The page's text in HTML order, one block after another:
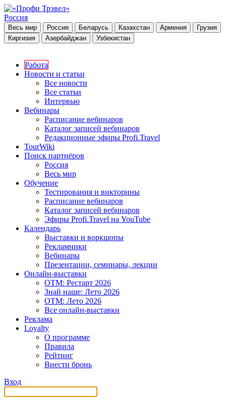
Россия
Весь мир Россия Беларусь Казахстан Армения
Грузия
Киргизия
Азербайджан Узбекистан
Работа
Новости и статьи
Все новости
Все статьи
Интервью
Вебинары
Расписание вебинаров
Каталог записей вебинаров
Редакционные эфиры Profi.Travel
TourWiki
Поиск партнёров
Россия
Весь мир
Обучение
Тестирования и викторины
Расписание вебинаров
Каталог записей вебинаров
Эфиры Profi.Travel на YouTube
Календарь
Выставки и воркшопы
Рекламники
Вебинары
Презентации, семинары, лекции
Онлайн-выставки
OTM: Рестарт 2026
Знай наше: Лето 2026
OTM: Лето 2026
Все онлайн-выставки
Реклама
Loyalty
О программе
Правила
Рейтинг
Внести бронь
Вход